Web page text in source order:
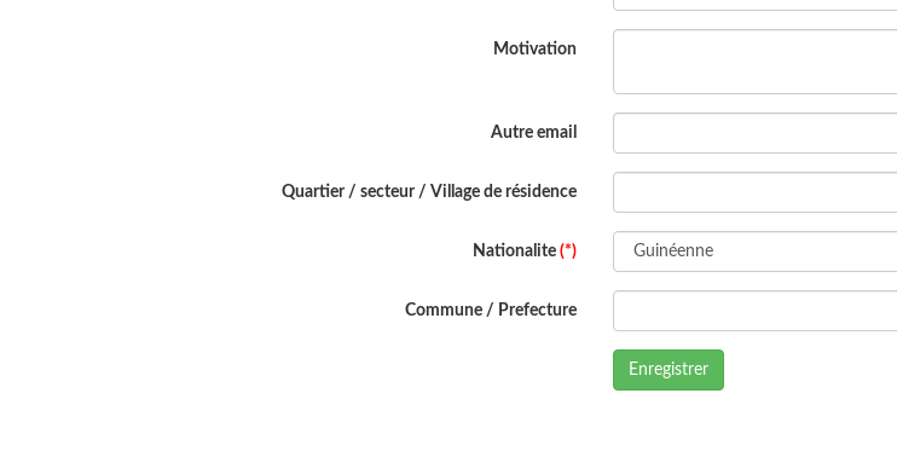
Motivation
Autre email
Quartier / secteur / Village de résidence
Nationalite (*)
Commune / Prefecture
Enregistrer